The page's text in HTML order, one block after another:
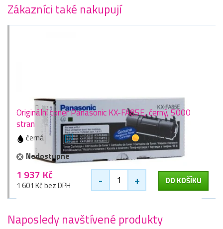
Zákazníci také nakupují
Originální toner Panasonic KX-FA85E, černý, 5000
stran
černá 5000 stran
1 zlaťák
Nedostupné
1 937 Kč
1 601 Kč bez DPH - + DO KOŠÍKU
Naposledy navštívené produkty